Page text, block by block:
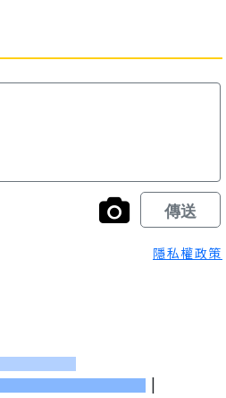
隱私權政策
|